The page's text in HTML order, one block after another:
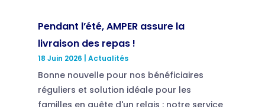
Pendant l’été, AMPER assure la
livraison des repas !
18 Juin 2026 Actualités
Bonne nouvelle pour nos bénéficiaires
réguliers et solution idéale pour les